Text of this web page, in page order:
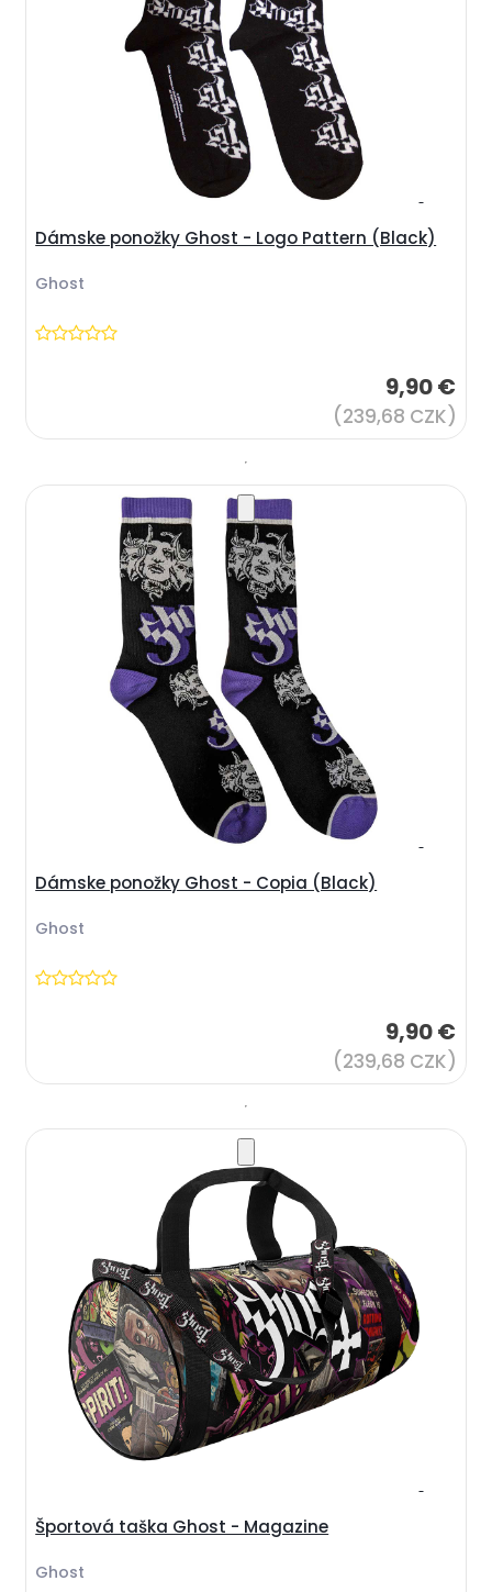
Dámske ponožky Ghost - Logo Pattern (Black)
Ghost
9,90 €
(239,68 CZK)
Dámske ponožky Ghost - Copia (Black)
Ghost
9,90 €
(239,68 CZK)
Športová taška Ghost - Magazine
Ghost